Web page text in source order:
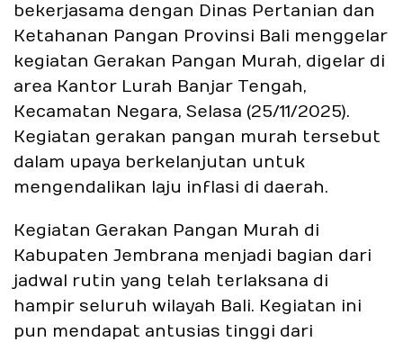
bekerjasama dengan Dinas Pertanian dan
Ketahanan Pangan Provinsi Bali menggelar
kegiatan Gerakan Pangan Murah, digelar di
area Kantor Lurah Banjar Tengah,
Kecamatan Negara, Selasa (25/11/2025).
Kegiatan gerakan pangan murah tersebut
dalam upaya berkelanjutan untuk
mengendalikan laju inflasi di daerah.
Kegiatan Gerakan Pangan Murah di
Kabupaten Jembrana menjadi bagian dari
jadwal rutin yang telah terlaksana di
hampir seluruh wilayah Bali. Kegiatan ini
pun mendapat antusias tinggi dari